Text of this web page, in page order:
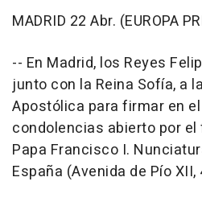
MADRID 22 Abr. (EUROPA
-- En Madrid, los Reyes
junto con la Reina Sofía, a
Apostólica para firmar en
condolencias abierto por
Papa Francisco I.
España (Avenida de Pío